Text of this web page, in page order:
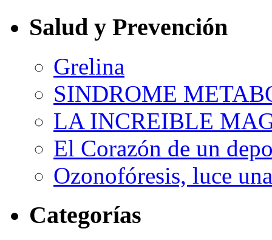
Salud y Prevención
Grelina
SINDROME
LA INCREIBLE
El Corazón de un
Ozonofóresis, luce
Categorías